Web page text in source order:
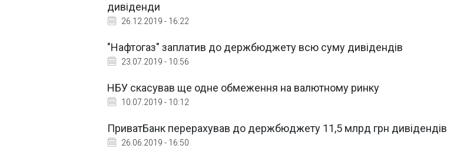
дивіденди
26.12.2019 - 16:22
"Нафтогаз" заплатив до держбюджету всю суму дивідендів
23.07.2019 - 10:56
НБУ скасував ще одне обмеження на валютному ринку
10.07.2019 - 10:12
ПриватБанк перерахував до держбюджету 11,5 млрд грн дивідендів
26.06.2019 - 16:50